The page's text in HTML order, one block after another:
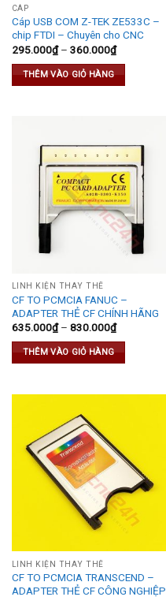
CÁP
Cáp USB COM Z-TEK ZE533C –
chip FTDI – Chuyên cho CNC
295.000₫– 360.000₫
THÊM VÀO GIỎ HÀNG
LINH KIỆN THAY THẾ
CF TO PCMCIA FANUC –
ADAPTER THẺ CF CHÍNH HÃNG
635.000₫– 830.000₫
THÊM VÀO GIỎ HÀNG
LINH KIỆN THAY THẾ
CF TO PCMCIA TRANSCEND –
ADAPTER THẺ CF CÔNG NGHIỆP